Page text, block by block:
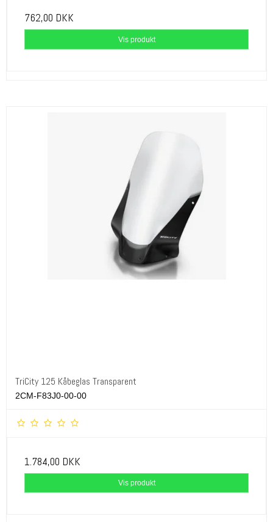
762,00 DKK
Vis produkt
TriCity 125 Kåbeglas Transparent
2CM-F83J0-00-00
1.784,00 DKK
Vis produkt